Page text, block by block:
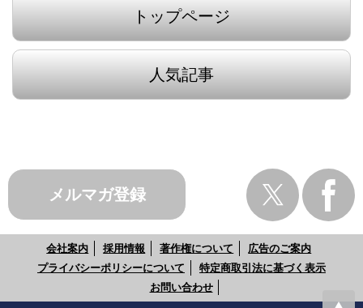
トップページ
人気記事
メルマガ登録
会社案内 採用情報 著作権について
広告のご案内
プライバシーポリシーについて
特定商取引法に基づく表示
お問い合わせ